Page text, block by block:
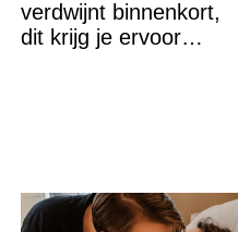
verdwijnt binnenkort,
dit krijg je ervoor